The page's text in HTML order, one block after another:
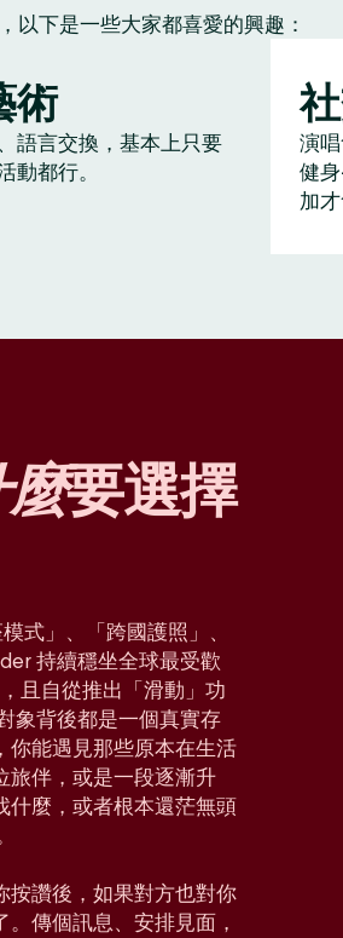
以下是一些大家都喜愛的興趣：
術
語言交換，基本上只要
動都行。
演
健
加
要選擇
式」、「跨國護照」、
持續穩坐全球最受歡
且自從推出「滑動」功
象背後都是一個真實存
你能遇見那些原本在生活
旅伴，或是一段逐漸升
什麼，或者根本還茫無頭
按讚後，如果對方也對你
傳個訊息、安排見面，